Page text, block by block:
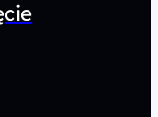
zmniejszają ich